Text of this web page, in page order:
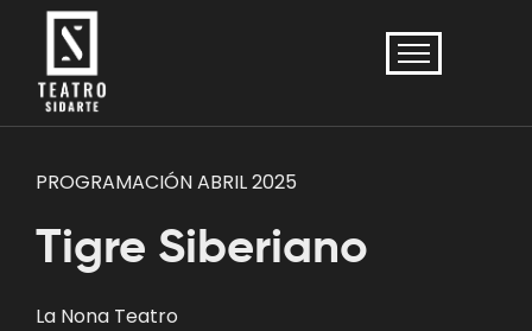
PROGRAMACIÓN ABRIL 2025
Tigre Siberiano
La Nona Teatro